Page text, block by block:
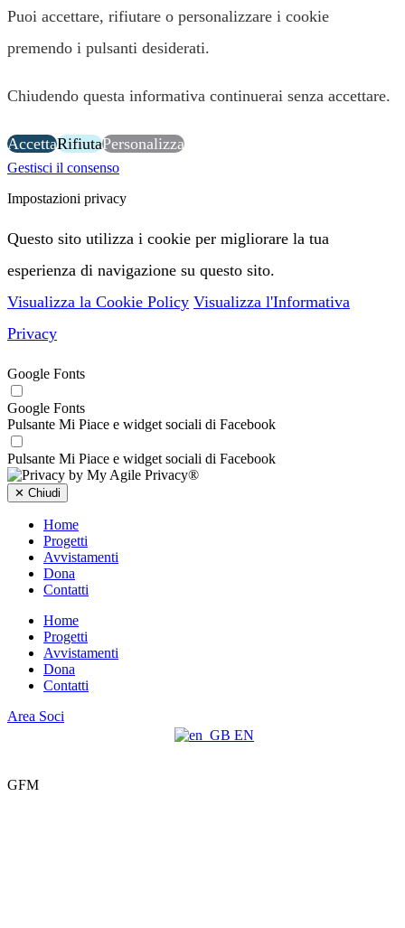
Puoi accettare, rifiutare o personalizzare i cookie
premendo i pulsanti desiderati.
Chiudendo questa informativa continuerai senza accettare.
AccettaRifiutaPersonalizza
Gestisci il consenso
Impostazioni privacy
Questo sito utilizza i cookie per migliorare la tua
esperienza di navigazione su questo sito.
Visualizza la Cookie Policy Visualizza l'Informativa
Privacy
Google Fonts
Google Fonts
Pulsante Mi Piace e widget sociali di Facebook
Pulsante Mi Piace e widget sociali di Facebook
✕ Chiudi
Home
Progetti
Avvistamenti
Dona
Contatti
Home
Progetti
Avvistamenti
Dona
Contatti
Area Soci
EN
GFM